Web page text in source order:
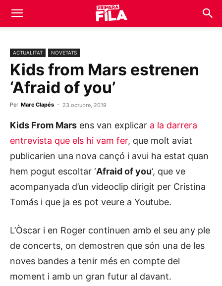
ACTUALITAT NOVETATS
Kids from Mars estrenen
‘Afraid of you’
Per Marc Clapés - 23 octubre, 2019
Kids From Mars ens van explicar a la darrera
entrevista que els hi vam fer, que molt aviat
publicarien una nova cançó i avui ha estat quan
hem pogut escoltar ‘Afraid of you‘, que ve
acompanyada d’un videoclip dirigit per Cristina
Tomás i que ja es pot veure a Youtube.
L’Òscar i en Roger continuen amb el seu any ple
de concerts, on demostren que són una de les
noves bandes a tenir més en compte del
moment i amb un gran futur al davant.